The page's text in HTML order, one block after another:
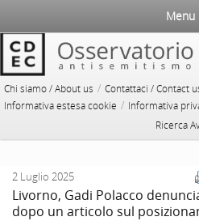
Chi siamo / About us / Contattaci / Contact
Informativa estesa cookie / Informativa
Ricerca
Menu
2 Luglio 2025
Livorno, Gadi Polacco
dopo un articolo sul